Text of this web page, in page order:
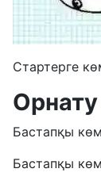
Стартерге
Орнату
Бастапқы
Бастапқы